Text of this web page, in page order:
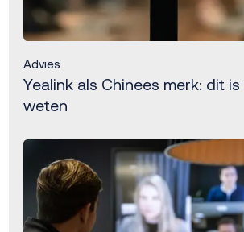
Advies
Yealink als Chinees merk: dit
weten